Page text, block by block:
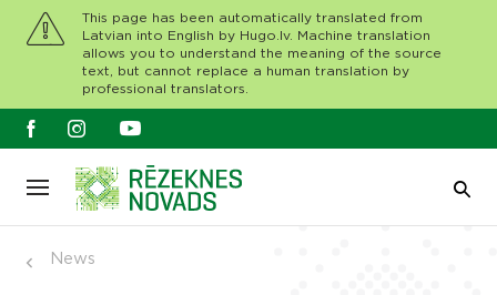
This page has been automatically translated from
Latvian into English by Hugo.lv. Machine translation
allows you to understand the meaning of the source
text, but cannot replace a human translation by
professional translators.
News